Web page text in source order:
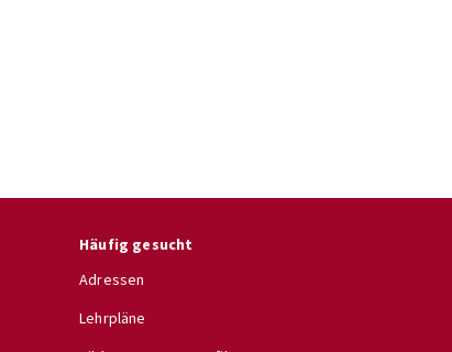
Häufig gesucht
Adressen
Lehrpläne